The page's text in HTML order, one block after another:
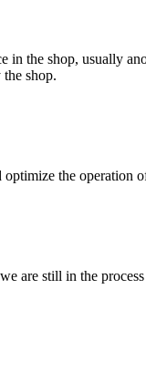
in the shop, usually
shop.
the operation
are still in the